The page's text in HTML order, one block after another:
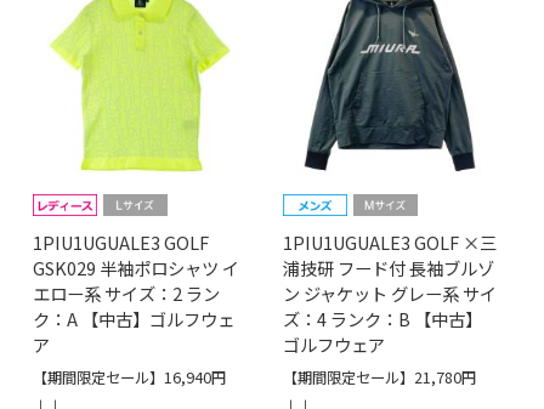
1PIU1UGUALE3 GOLF
GSK029 半袖ポロシャツ イ
エロー系 サイズ：2 ラン
ク：A 【中古】ゴルフウェ
ア
【期間限定セール】16,940円
1PIU1UGUALE3 GOLF ×三
浦技研 フード付 長袖ブルゾ
ン ジャケット グレー系 サイ
ズ：4 ランク：B 【中古】
ゴルフウェア
【期間限定セール】21,780円